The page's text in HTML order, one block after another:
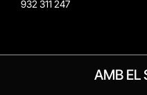
932 311 247
AMB EL